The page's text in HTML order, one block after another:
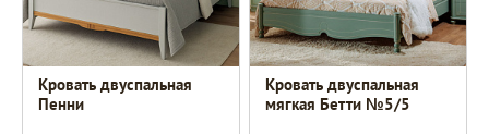
Кровать двуспальная
Пенни
Кровать двуспальная
мягкая Бетти №5/5